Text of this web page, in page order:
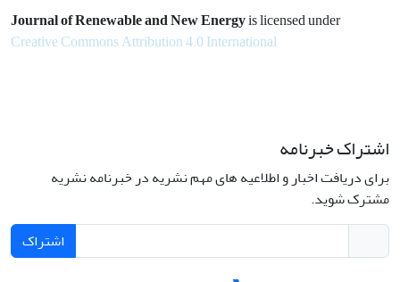
Journal of Renewable and New Energyis licensed under
Creative Commons Attribution 4.0 International
اشتراک خبرنامه
برای دریافت اخبار و اطلاعیه های مهم نشریه در خبرنامه نشریه
مشترک شوید.
اشتراک